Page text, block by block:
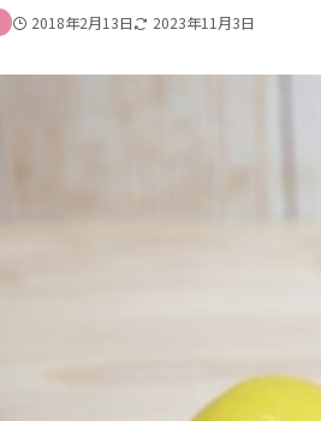
2018年2月13日 2023年11月3日